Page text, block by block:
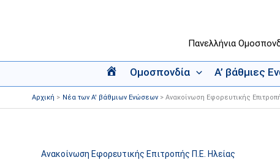
Πανελλήνια
Α
ρ
χ
Ομοσπονδία Α’ βάθμιες
Αρχική Νέα των Α' βάθμιων Ενώσεων Ανακοίνωση Εφορευτικής
Ανακοίνωση Εφορευτικής Επιτροπής Π.Ε. Ηλείας